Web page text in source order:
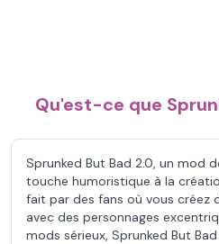
Qu'est-ce que
Sprunked But Bad 2.0, un mod
touche humoristique à la
fait par des fans où vous créez
avec des personnages
mods sérieux, Sprunked But